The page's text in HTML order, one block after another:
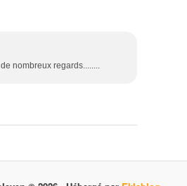
nombreux regards........